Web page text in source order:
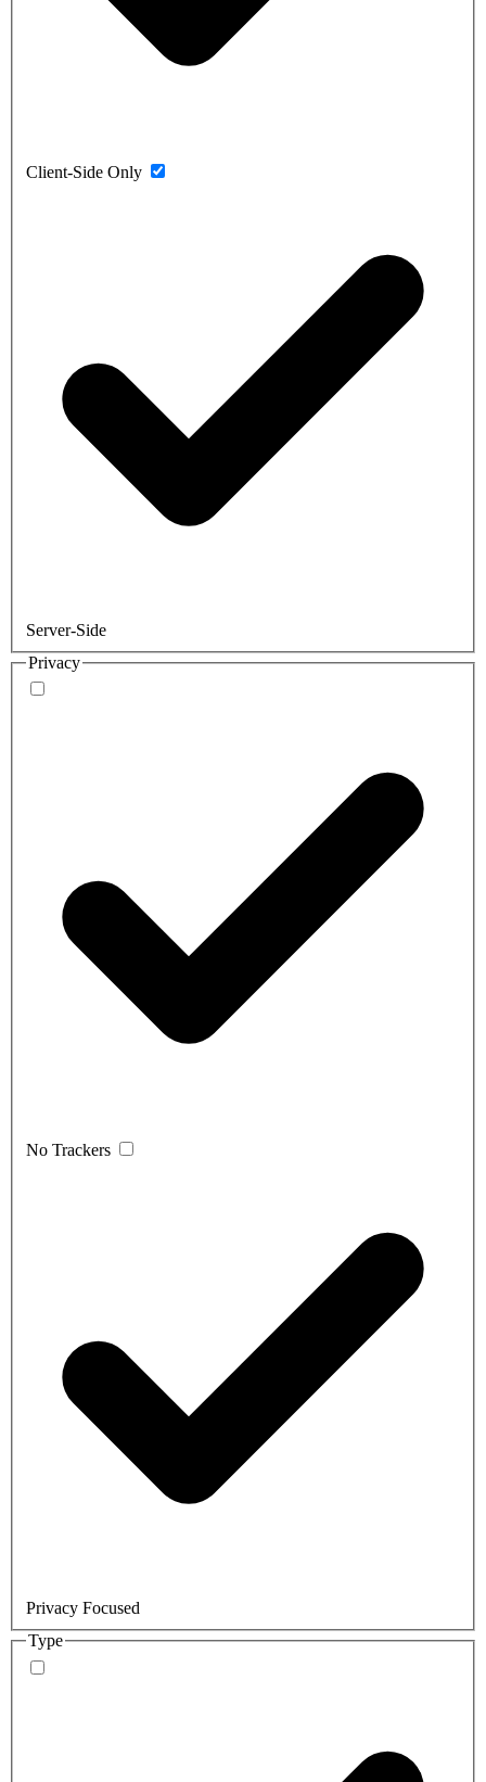
Client-Side Only
Server-Side
Privacy
No Trackers
Privacy Focused
Type